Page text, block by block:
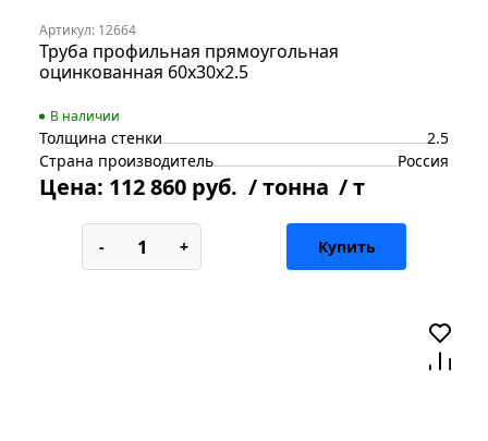
Артикул: 12664
Труба профильная прямоугольная
оцинкованная 60х30х2.5
В наличии
Толщина стенки
2.5
Страна производитель
Россия
Цена: 112 860 руб. / тонна / т
- + Купить